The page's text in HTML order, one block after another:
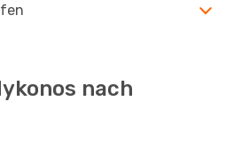
nach